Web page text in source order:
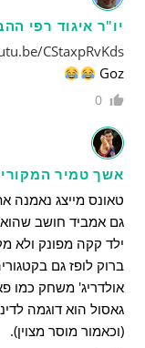
יו"ר איגוד רפי
CStaxpRvKds
Goz
0
אשך טמיר המקורי
טאונס מייצג נאמנה
גם אמביד חושב
ילד קקה מפונק ולא
ברוק לופז גם
אולדריג' משחק כמו
גאסול הוא דוגמה
(וכאמור מוסר מצוין).